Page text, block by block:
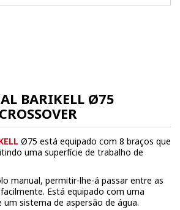
BARIKELL Ø75
Ø75 está equipado com 8 braços que
uma superfície de trabalho de
manual, permitir-lhe-á passar entre as
Está equipado com uma
um sistema de aspersão de água.